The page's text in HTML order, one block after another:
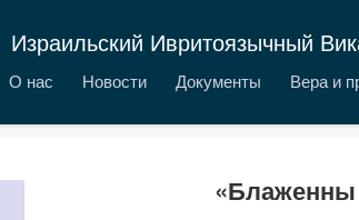
Израильский Ивритоязычный
О нас Новости Документы Вера и